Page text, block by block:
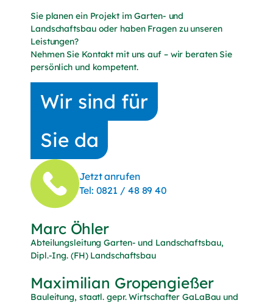
Sie planen ein Projekt im Garten- und
Landschaftsbau oder haben Fragen zu unseren
Leistungen?
Nehmen Sie Kontakt mit uns auf – wir beraten Sie
persönlich und kompetent.
Wir sind für
Sie da
Jetzt anrufen
Tel: 0821 / 48 89 40
(Telefonnummer anrufen)
Marc Öhler
Abteilungsleitung Garten- und Landschaftsbau,
Dipl.-Ing. (FH) Landschaftsbau
Maximilian Gropengießer
Bauleitung, staatl. gepr. Wirtschafter GaLaBau und